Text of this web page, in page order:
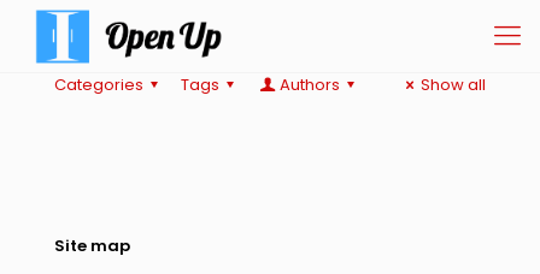
Categories Tags Authors Show all
Site map